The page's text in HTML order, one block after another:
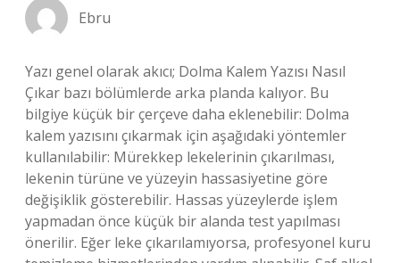
Ebru
Yazı genel olarak akıcı; Dolma Kalem Yazısı Nasıl
Çıkar bazı bölümlerde arka planda kalıyor. Bu
bilgiye küçük bir çerçeve daha eklenebilir: Dolma
kalem yazısını çıkarmak için aşağıdaki yöntemler
kullanılabilir: Mürekkep lekelerinin çıkarılması,
lekenin türüne ve yüzeyin hassasiyetine göre
değişiklik gösterebilir. Hassas yüzeylerde işlem
yapmadan önce küçük bir alanda test yapılması
önerilir. Eğer leke çıkarılamıyorsa, profesyonel kuru